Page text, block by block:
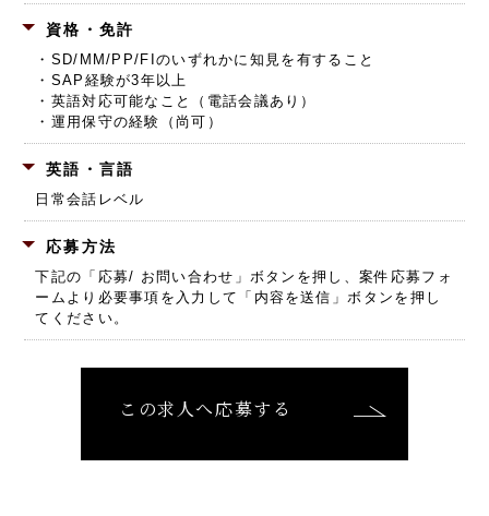
資格・免許
・SD/MM/PP/FIのいずれかに知見を有すること
・SAP経験が3年以上
・英語対応可能なこと（電話会議あり）
・運用保守の経験（尚可）
英語・言語
日常会話レベル
応募方法
下記の「応募/ お問い合わせ」ボタンを押し、 案件応募フォ
ームより必要事項を入力して「内容を送信」ボタンを押し
てください。
この求人へ応募する